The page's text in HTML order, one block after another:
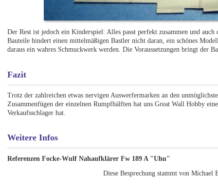
Der Rest ist jedoch ein Kinderspiel: Alles passt perfekt zusammen und
Bauteile hindert einen mittelmäßigen Bastler nicht daran, ein schönes
daraus ein wahres Schmuckwerk werden. Die Voraussetzungen bringt der
Fazit
Trotz der zahlreichen etwas nervigen Auswerfermarken an den
Zusammenfügen der einzelnen Rumpfhälften hat uns Great Wall Hobby
Verkaufsschlager hat.
Weitere Infos
Referenzen Focke-Wulf Nahaufklärer Fw 189 A "Uhu"
Diese Besprechung stammt von Michael